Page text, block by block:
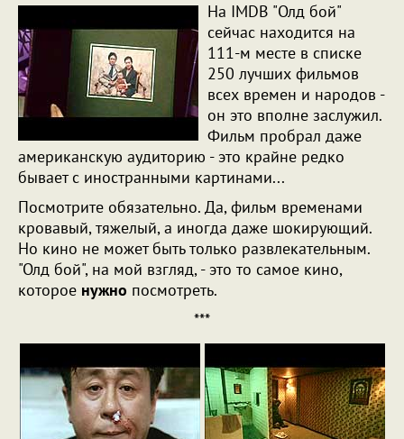
На IMDB "Олд бой"
сейчас находится на
111-м месте в списке
250 лучших фильмов
всех времен и народов -
он это вполне заслужил.
Фильм пробрал даже
американскую аудиторию - это крайне редко
бывает с иностранными картинами...
Посмотрите обязательно. Да, фильм временами
кровавый, тяжелый, а иногда даже шокирующий.
Но кино не может быть только развлекательным.
"Олд бой", на мой взгляд, - это то самое кино,
которое нужно посмотреть.
***